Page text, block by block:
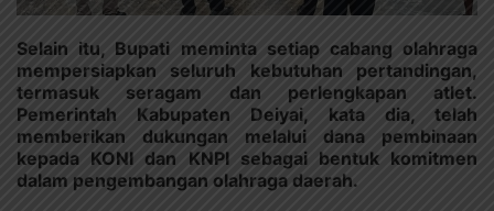
Selain itu, Bupati meminta setiap cabang olahraga
mempersiapkan seluruh kebutuhan pertandingan,
termasuk seragam dan perlengkapan atlet.
Pemerintah Kabupaten Deiyai, kata dia, telah
memberikan dukungan melalui dana pembinaan
kepada KONI dan KNPI sebagai bentuk komitmen
dalam pengembangan olahraga daerah.